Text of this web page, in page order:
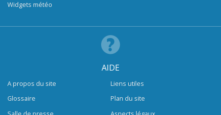
Widgets météo
AIDE
A propos du site
Glossaire
Liens utiles
Plan du site